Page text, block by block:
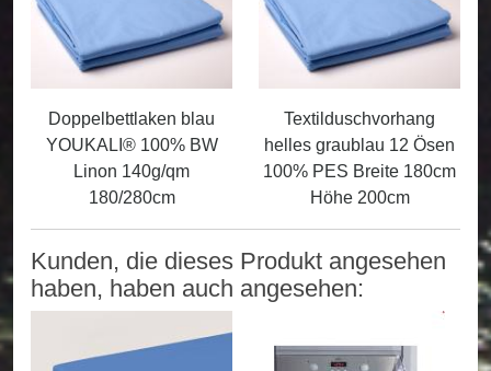
Doppelbettlaken blau
YOUKALI® 100% BW
Linon 140g/qm
180/280cm
Textilduschvorhang
helles graublau 12 Ösen
100% PES Breite 180cm
Höhe 200cm
Kunden, die dieses Produkt angesehen
haben, haben auch angesehen: